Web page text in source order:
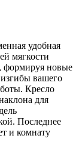
удобная
мягкости
формируя новые
вашего
Кресло
для
Последнее
и комнату